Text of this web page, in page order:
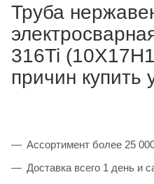
Труба
316Ti
причин купить
Ассортимент более 25
Доставка всего 1 день и